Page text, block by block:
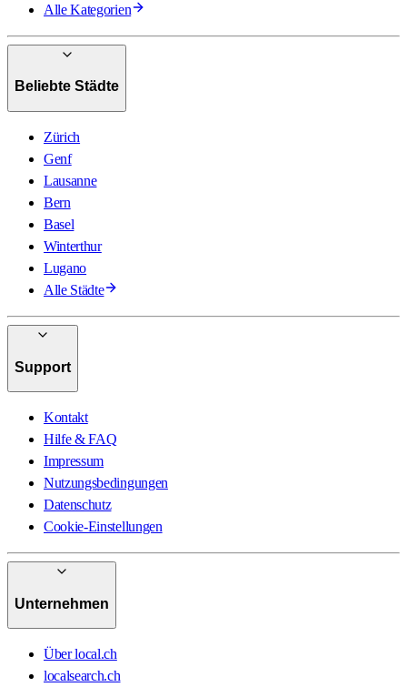
Alle Kategorien
Beliebte Städte
Zürich
Genf
Lausanne
Bern
Basel
Winterthur
Lugano
Alle Städte
Support
Kontakt
Hilfe & FAQ
Impressum
Nutzungsbedingungen
Datenschutz
Cookie-Einstellungen
Unternehmen
Über local.ch
localsearch.ch